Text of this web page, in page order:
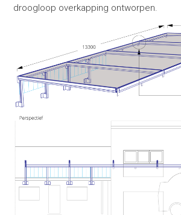
droogloop overkapping ontworpen.